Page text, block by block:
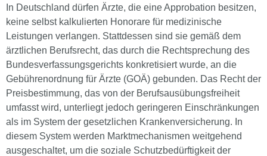
In Deutschland dürfen Ärzte, die eine Approbation besitzen,
keine selbst kalkulierten Honorare für medizinische
Leistungen verlangen. Stattdessen sind sie gemäß dem
ärztlichen Berufsrecht, das durch die Rechtsprechung des
Bundesverfassungs­gerichts konkretisiert wurde, an die
Gebührenordnung für Ärzte (GOÄ) gebunden. Das Recht der
Preisbestimmung, das von der Berufsausübungsfreiheit
umfasst wird, unterliegt jedoch geringeren Einschränkungen
als im System der gesetzlichen Krankenversicherung. In
diesem System werden Marktmechanismen weitgehend
ausgeschaltet, um die soziale Schutzbedürftigkeit der